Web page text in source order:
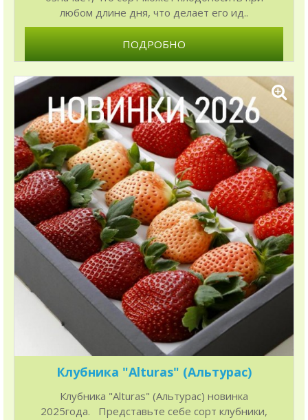
любом длине дня, что делает его ид..
ПОДРОБНО
Клубника "Alturas" (Альтурас)
Клубника "Alturas" (Альтурас) новинка
2025года. Представьте себе сорт клубники,